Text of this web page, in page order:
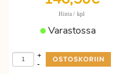
Hinta / kpl
Varastossa
-
+